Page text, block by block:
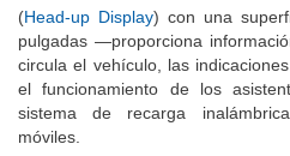
instalar un sistema de
(Head-up Display) con una
pulgadas —proporciona
circula el vehículo, las
el funcionamiento de los
sistema de recarga